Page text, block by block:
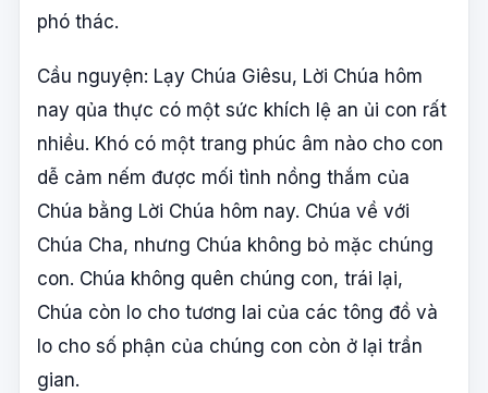
phó thác.
Cầu nguyện: Lạy Chúa Giêsu, Lời Chúa hôm
nay qủa thực có một sức khích lệ an ủi con rất
nhiều. Khó có một trang phúc âm nào cho con
dễ cảm nếm được mối tình nồng thắm của
Chúa bằng Lời Chúa hôm nay. Chúa về với
Chúa Cha, nhưng Chúa không bỏ mặc chúng
con. Chúa không quên chúng con, trái lại,
Chúa còn lo cho tương lai của các tông đồ và
lo cho số phận của chúng con còn ở lại trần
gian.